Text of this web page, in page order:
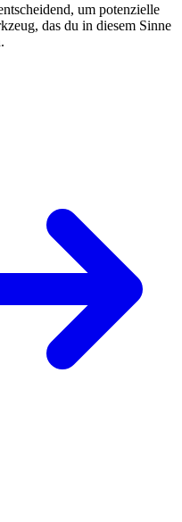
um potenzielle
das du in diesem Sinne